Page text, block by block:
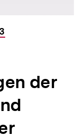
der